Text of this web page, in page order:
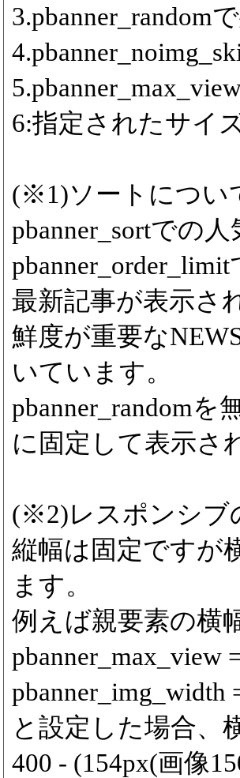
3.pbanner_random
6:指定されたサイ
(※1)ソートについ
pbanner_sortでの
最新記事が表示さ
鮮度が重要な
いています。
pbanner_random
に固定して表示さ
(※2)レスポンシブ
縦幅は固定ですが
ます。
例えば親要素の横
pbanner_max_view
pbanner_img_width
と設定した場合、
400 - (154px(画像